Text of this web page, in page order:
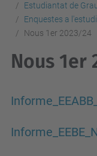
Estudiantat de
Enquestes a
Nous 1er 2023/24
Nous 1er